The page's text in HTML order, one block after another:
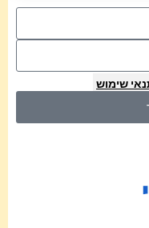
שימוש